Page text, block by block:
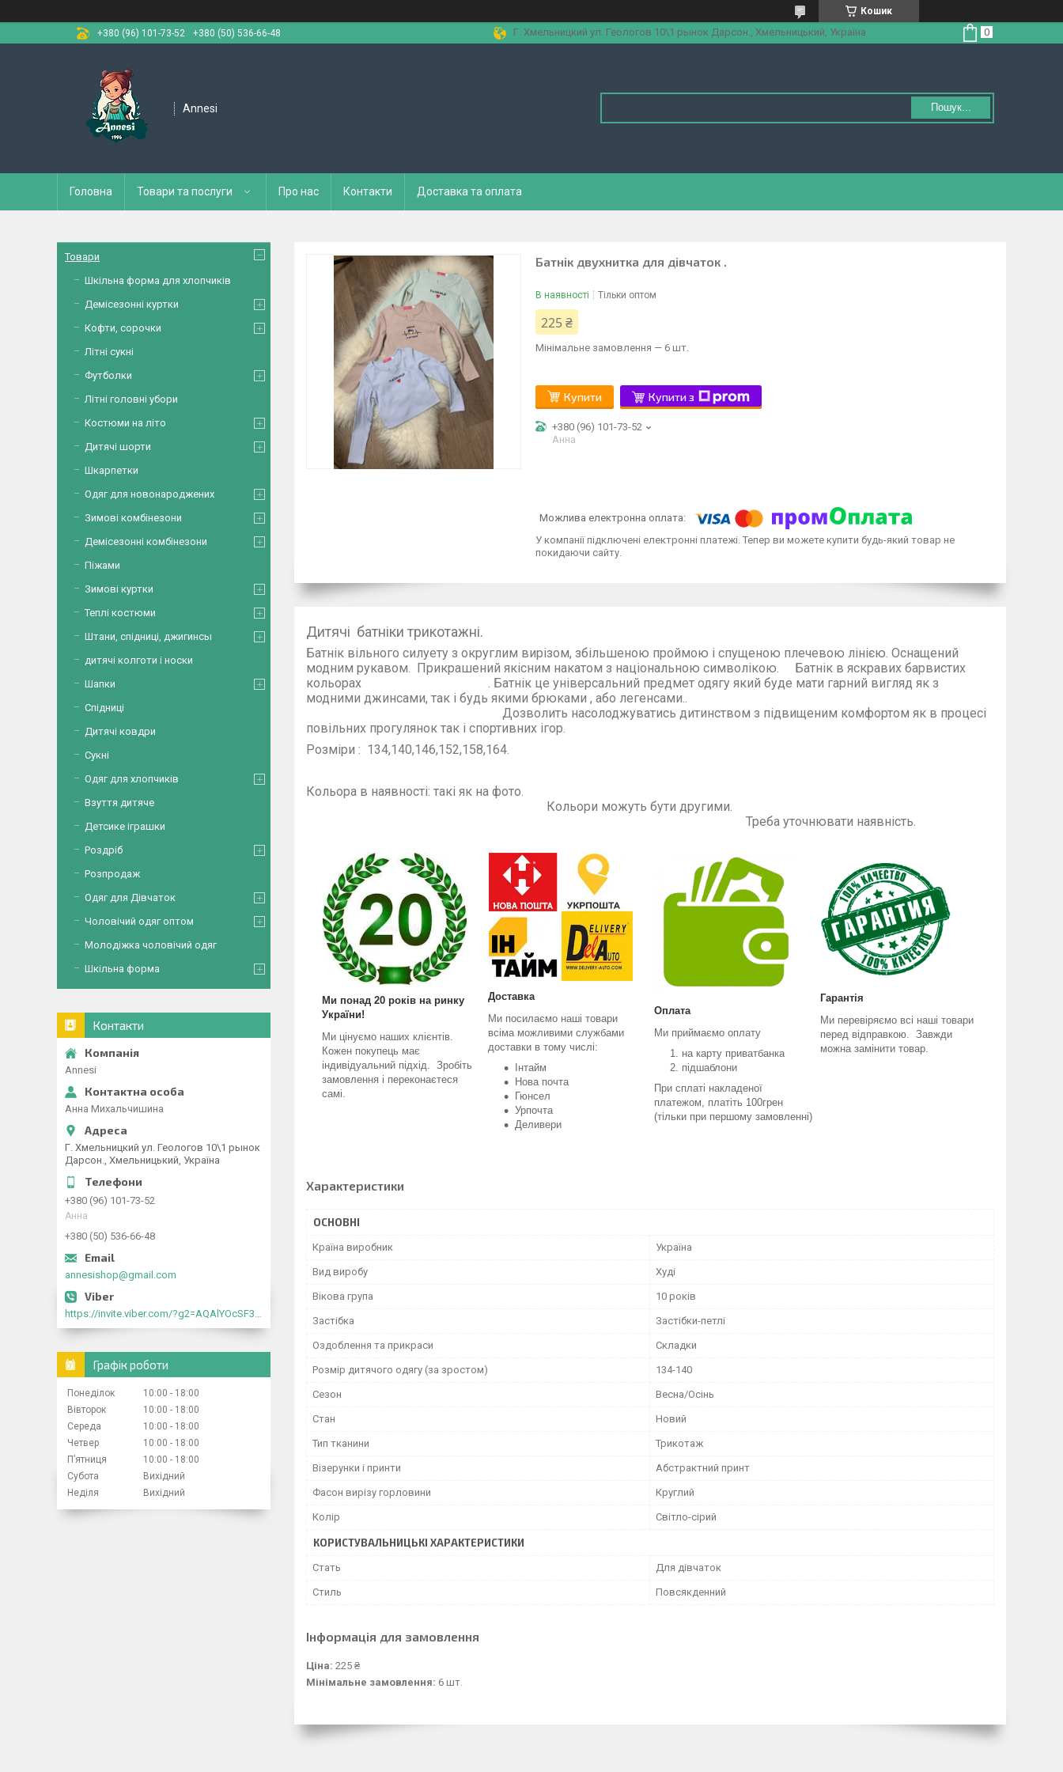
Кошик
+380 (96) 101-73-52
+380 (50) 536-66-48 Г. Хмельницкий ул. Геологов 10\1 рынок Дарсон., Хмельницький, Україна
Annesi Пошук...
Головна Товари та послуги Про нас Контакти Доставка та оплата
Батнік двухнитка для дівчаток .
В наявності Тільки оптом
225 ₴
Мінімальне замовлення — 6 шт.
Купити Купити з
+380 (96) 101-73-52
Анна
У компанії підключені електронні платежі. Тепер ви можете купити будь-який товар не
покидаючи сайту.
Дитячі батніки трикотажні.
Батнік вільного силуету з округлим вирізом, збільшеною проймою і спущеною плечевою лінією. Оснащений
модним рукавом. Прикрашений якісним накатом з національною символікою. Батнік в яскравих барвистих
кольорах . Батнік це універсальний предмет одягу який буде мати гарний вигляд як з
модними джинсами, так і будь якими брюками , або легенсами..
Дозволить насолоджуватись дитинством з підвищеним комфортом як в процесі
повільних прогулянок так і спортивних ігор.
Розміри : 134,140,146,152,158,164.
Кольора в наявності: такі як на фото.
Кольори можуть бути другими.
Треба уточнювати наявність.
Ми понад 20 років на ринку
України!
Ми цінуємо наших клієнтів.
Кожен покупець має
індивідуальний підхід. Зробіть
замовлення і переконаєтеся
самі.
Доставка
Ми посилаємо наші товари
всіма можливими службами
доставки в тому числі:
Інтайм
Нова почта
Гюнсел
Урпочта
Деливери
Оплата
Ми приймаємо оплату
на карту приватбанка
підшаблони
При сплаті накладеної
платежом, платіть 100грен
(тільки при першому замовленні)
Гарантія
Ми перевіряємо всі наші товари
перед відправкою. Завжди
можна замінити товар.
Характеристики
ОСНОВНІ
Країна виробник Україна
Вид виробу Худі
Вікова група 10 років
Застібка Застібки-петлі
Оздоблення та прикраси Складки
Розмір дитячого одягу (за зростом) 134-140
Сезон Весна/Осінь
Стан Новий
Тип тканини Трикотаж
Візерунки і принти Абстрактний принт
Фасон вирізу горловини Круглий
Колір Світло-сірий
КОРИСТУВАЛЬНИЦЬКІ ХАРАКТЕРИСТИКИ
Стать Для дівчаток
Стиль Повсякденний
Інформація для замовлення
Ціна: 225 ₴
Мінімальне замовлення: 6 шт.
Товари
Шкільна форма для хлопчиків
Демісезонні куртки
Кофти, сорочки
Літні сукні
Футболки
Літні головні убори
Костюми на літо
Дитячі шорти
Шкарпетки
Одяг для новонароджених
Зимові комбінезони
Демісезонні комбінезони
Піжами
Зимові куртки
Теплі костюми
Штани, спідниці, джигинсы
дитячі колготи і носки
Шапки
Спідниці
Дитячі ковдри
Сукні
Одяг для хлопчиків
Взуття дитяче
Детсике іграшки
Роздріб
Розпродаж
Одяг для Дівчаток
Чоловічий одяг оптом
Молодіжка чоловічий одяг
Шкільна форма
Контакти
Annesi
Анна Михальчишина
Г. Хмельницкий ул. Геологов 10\1 рынок
Дарсон., Хмельницький, Україна
+380 (96) 101-73-52
Анна
+380 (50) 536-66-48
annesishop@gmail.com
https://invite.viber.com/?g2=AQAlYOcSF30rb0kdJdojYDWtk4sNE5eWPg2Om5jJmRlpJwnTwfwnCzMMxer2vioZ"
Графік роботи
Понеділок 10:00
18:00
Вівторок
10:00
18:00
Середа
10:00
18:00
Четвер
10:00
18:00
Пʼятниця
10:00
18:00
Субота
Вихідний
Неділя
Вихідний